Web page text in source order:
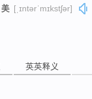
美 [ˌɪntərˈmɪkstʃər]
英英释义